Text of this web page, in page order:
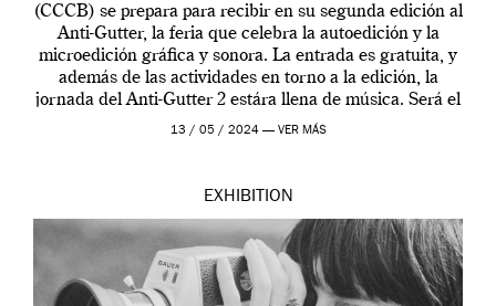
(CCCB) se prepara para recibir en su segunda edición al
Anti-Gutter, la feria que celebra la autoedición y la
microedición gráfica y sonora. La entrada es gratuita, y
además de las actividades en torno a la edición, la
jornada del Anti-Gutter 2 estára llena de música. Será el
[…]
13 / 05 / 2024 — VER MÁS
EXHIBITION